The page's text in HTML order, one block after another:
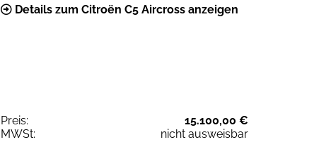
Details zum Citroën C5 Aircross anzeigen
Preis:
15.100,00 €
MWSt:
nicht ausweisbar